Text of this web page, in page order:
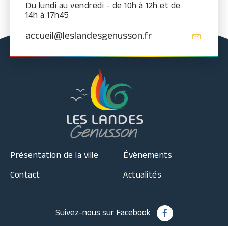
Du lundi au vendredi - de 10h à 12h et de
14h à 17h45
accueil@leslandesgenusson.fr
Présentation de la ville
Contact
Évènements
Actualités
Suivez-nous sur Facebook